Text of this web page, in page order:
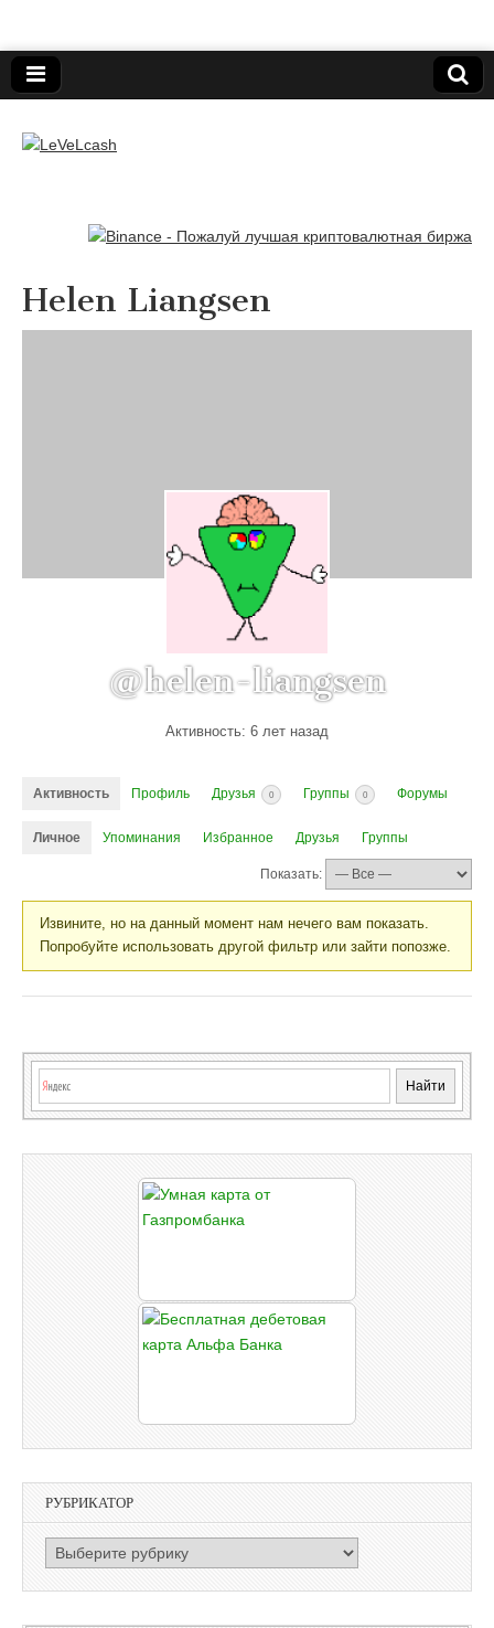
LeVeLcash
Helen Liangsen
@helen-liangsen
Активность: 6 лет назад
Активность Профиль Друзья 0 Группы 0 Форумы
Личное Упоминания Избранное Друзья Группы
Показать:
Извините, но на данный момент нам нечего вам показать.
Попробуйте использовать другой фильтр или зайти попозже.
РУБРИКАТОР
РУБРИКАТОР